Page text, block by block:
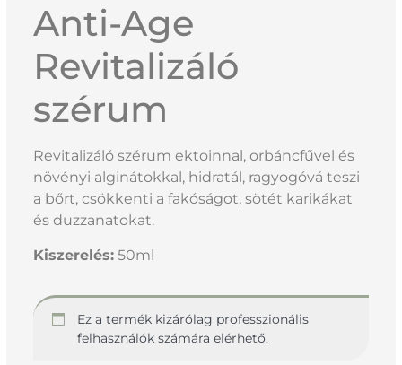
Anti-Age
Revitalizáló
szérum
Revitalizáló szérum ektoinnal, orbáncfűvel és
növényi alginátokkal, hidratál, ragyogóvá teszi
a bőrt, csökkenti a fakóságot, sötét karikákat
és duzzanatokat.
Kiszerelés: 50ml
Ez a termék kizárólag professzionális
felhasználók számára elérhető.